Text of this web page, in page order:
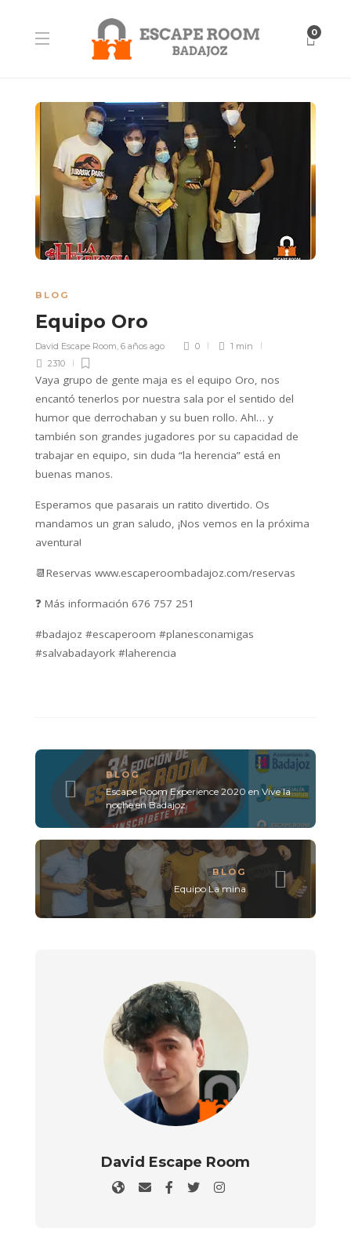
0
BLOG
Equipo Oro
David Escape Room, 6 años ago 0
1 min
2310
Vaya grupo de gente maja es el equipo Oro, nos
encantó tenerlos por nuestra sala por el sentido del
humor que derrochaban y su buen rollo. Ah!… y
también son grandes jugadores por su capacidad de
trabajar en equipo, sin duda “la herencia” está en
buenas manos.
Esperamos que pasarais un ratito divertido. Os
mandamos un gran saludo, ¡Nos vemos en la próxima
aventura!
📆‌Reservas‌ ‌‌www.escaperoombadajoz.com/reservas‌ ‌
❓‌ ‌‌Más‌ ‌información‌ ‌676‌ ‌757‌ ‌251‌
#badajoz #escaperoom #planesconamigas
#salvabadayork #laherencia
BLOG
Escape Room Experience 2020 en Vive la
noche en Badajoz
BLOG
Equipo La mina
David Escape Room